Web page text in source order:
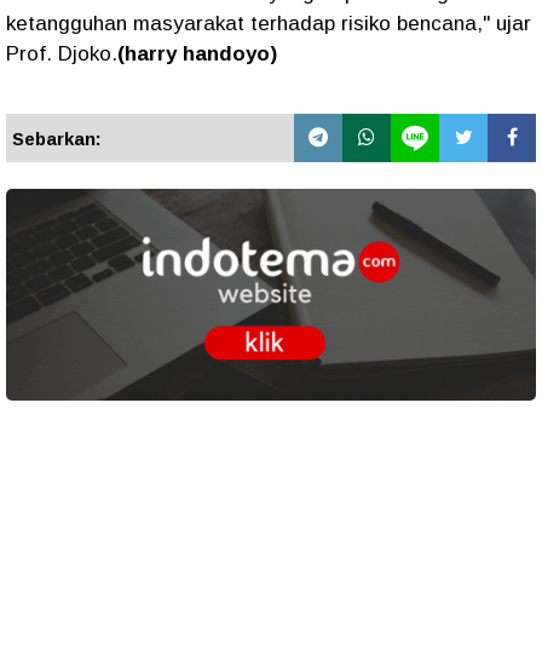
ketangguhan masyarakat terhadap risiko bencana," ujar
Prof. Djoko.(harry handoyo)
Sebarkan: